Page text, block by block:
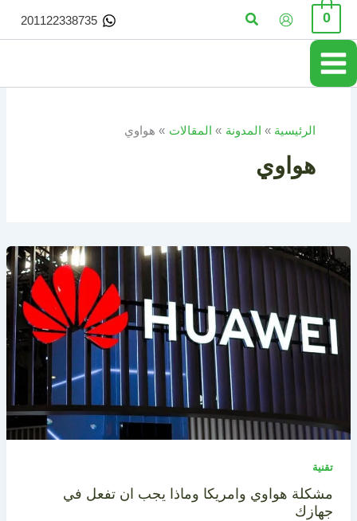
تخطي
المحتوى
0 البحث 201122338735
الرئيسية المدونة المقالات هواوي
هواوي
تقنية
مشكلة هواوي وامريكا وماذا يجب ان تفعل في
جهازك